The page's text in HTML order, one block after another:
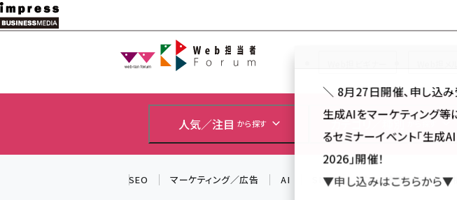
メ
イ
Web担当者Forum
人気／注目 から探す カテゴリ／種別 から探す
SEO マーケティング／広告 AI SNS アクセス解析／データ分析
＼ 8月27日開催、申し込み
生成AIをマーケティング
るセミナーイベント「生成
2026」開催！
▼申し込みはこちらから▼